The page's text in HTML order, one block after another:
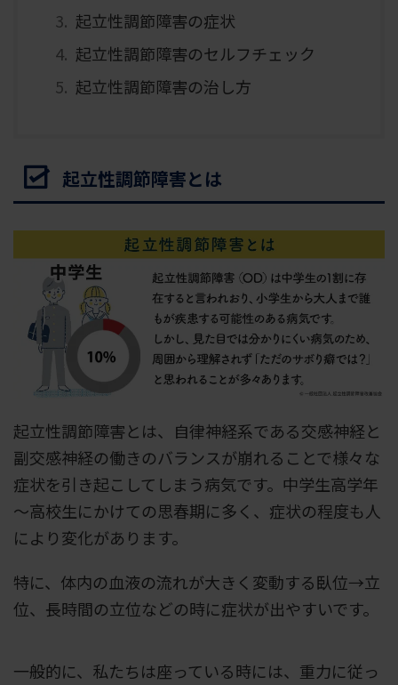
起立性調節障害の症状
起立性調節障害のセルフチェック
起立性調節障害の治し方
起立性調節障害とは
起立性調節障害とは、自律神経系である交感神経と
副交感神経の働きのバランスが崩れることで様々な
症状を引き起こしてしまう病気です。中学生高学年
～高校生にかけての思春期に多く、症状の程度も人
により変化があります。
特に、体内の血液の流れが大きく変動する臥位→立
位、長時間の立位などの時に症状が出やすいです。
一般的に、私たちは座っている時には、重力に従っ